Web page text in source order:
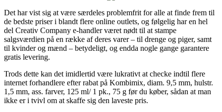
Det har vist sig at være særdeles problemfrit for alle at finde frem til
de bedste priser i blandt flere online outlets, og følgelig har en hel
del Creativ Company e-handler været nødt til at stampe
salgsværdien på en række af deres varer – til drenge og piger, samt
til kvinder og mænd – betydeligt, og endda nogle gange garantere
gratis levering.
Trods dette kan det imidlertid være lukrativt at checke indtil flere
internet forhandlere efter rabat på Kombimix, diam. 9,5 mm, hulstr.
1,5 mm, ass. farver, 125 ml/ 1 pk., 75 g før du køber, sådan at man
ikke er i tvivl om at skaffe sig den laveste pris.